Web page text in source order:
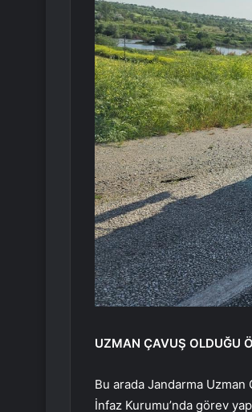
UZMAN ÇAVUŞ OLDUĞU
Bu arada Jandarma Uzman
İnfaz Kurumu’nda görev